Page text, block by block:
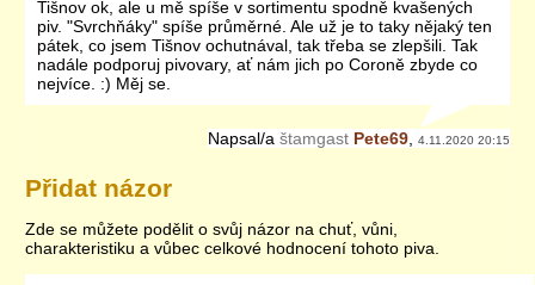
Tišnov ok, ale u mě spíše v sortimentu spodně kvašených
piv. "Svrchňáky" spíše průměrné. Ale už je to taky nějaký ten
pátek, co jsem Tišnov ochutnával, tak třeba se zlepšili. Tak
nadále podporuj pivovary, ať nám jich po Coroně zbyde co
nejvíce. :) Měj se.
Napsal/a štamgast Pete69 4.11.2020 20:15
Přidat názor
Zde se můžete podělit o svůj názor na chuť, vůni,
charakteristiku a vůbec celkové hodnocení tohoto piva.